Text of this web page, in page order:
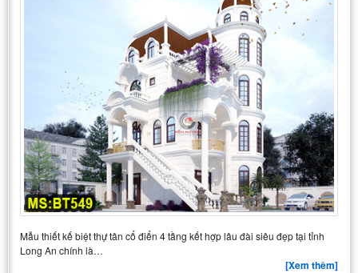
Mẫu thiết kế biệt thự tân cổ điển 4 tầng kết hợp lâu đài siêu đẹp tại tỉnh
Long An chính là…
[Xem thêm]